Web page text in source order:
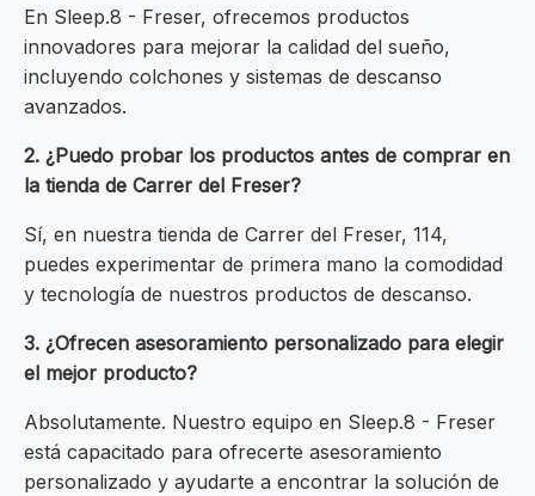
En Sleep.8 - Freser, ofrecemos productos
innovadores para mejorar la calidad del sueño,
incluyendo colchones y sistemas de descanso
avanzados.
2. ¿Puedo probar los productos antes de comprar en
la tienda de Carrer del Freser?
Sí, en nuestra tienda de Carrer del Freser, 114,
puedes experimentar de primera mano la comodidad
y tecnología de nuestros productos de descanso.
3. ¿Ofrecen asesoramiento personalizado para elegir
el mejor producto?
Absolutamente. Nuestro equipo en Sleep.8 - Freser
está capacitado para ofrecerte asesoramiento
personalizado y ayudarte a encontrar la solución de